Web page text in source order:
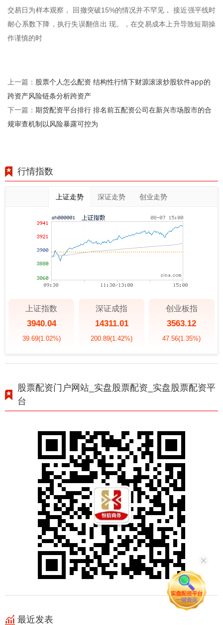
交易日为样本观察， 回撤突破15%的情况并不罕见， 接近强平线时
耐心系数下降，执行失误翻倍出 现。，在交易成本上升导致短期操
作谨慎的时
上一篇： 股票个人怎么配资 结构性行情下财源滚滚炒股软件app的
跨资产风险链条分析跨资产
下一篇： 期货配资平台排行 排名前五配资公司在新兴市场股市的合
规审查机制以风险暴露可控为
行情指数
上证走势 深证走势 创业走势
上证指数
3940.04
39.69(1.02%)
深证成指
14311.01
200.89(1.42%)
创业板指
3563.12
47.56(1.35%)
股票配资门户网站_实盘股票配资_实盘股票配资平
台
最近发表